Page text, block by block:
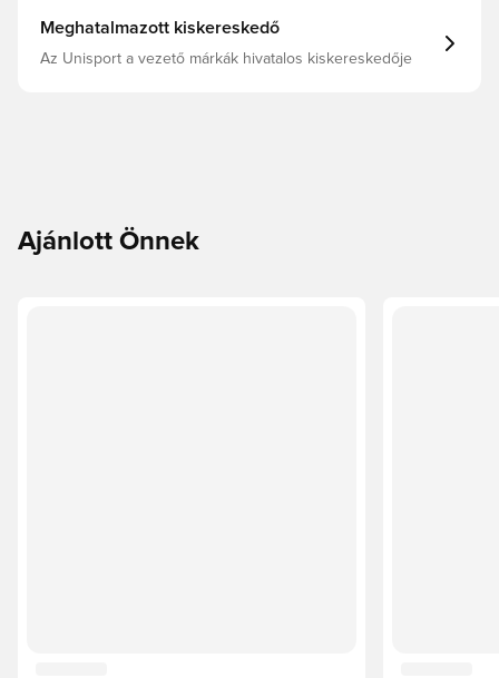
Meghatalmazott kiskereskedő
Az Unisport a vezető márkák hivatalos kiskereskedője
Ajánlott Önnek